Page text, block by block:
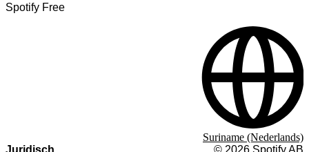
Spotify Free
Juridisch © 2026 Spotify AB
Suriname (Nederlands)